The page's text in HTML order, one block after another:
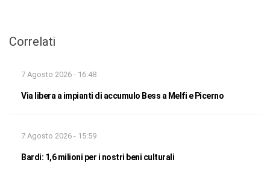
Correlati
7 Agosto 2026 - 16:48
Via libera a impianti di accumulo Bess a Melfi e Picerno
7 Agosto 2026 - 15:59
Bardi: 1,6 milioni per i nostri beni culturali